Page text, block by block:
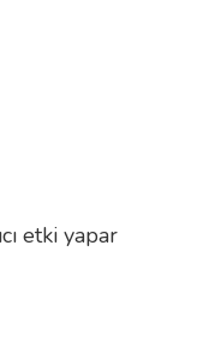
etki yapar